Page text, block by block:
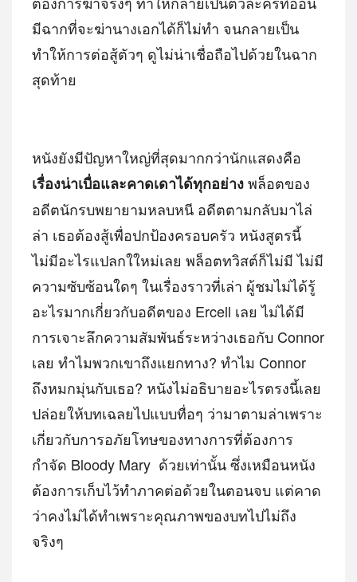
มีฉากที่จะฆ่านางเอกได้ก็ไม่ทำ จนกลายเป็น
ทำให้การต่อสู้ตัวๆ ดูไม่น่าเชื่อถือไปด้วยในฉาก
สุดท้าย
หนังยังมีปัญหาใหญ่ที่สุดมากกว่านักแสดงคือ
เรื่องน่าเบื่อและคาดเดาได้ทุกอย่างพล็อตของ
อดีตนักรบพยายามหลบหนี อดีตตามกลับมาไล่
ล่า เธอต้องสู้เพื่อปกป้องครอบครัว หนังสูตรนี้
ไม่มีอะไรแปลกใใหม่เลย พล็อตทวิสต์ก็ไม่มี ไม่มี
ความซับซ้อนใดๆ ในเรื่องราวที่เล่า ผู้ชมไม่ได้รู้
อะไรมากเกี่ยวกับอดีตของ Ercell เลย ไม่ได้มี
การเจาะลึกความสัมพันธ์ระหว่างเธอกับ Connor
เลย ทำไมพวกเขาถึงแยกทาง? ทำไม Connor
ถึงหมกมุ่นกับเธอ? หนังไม่อธิบายอะไรตรงนี้เลย
ปล่อยให้บทเฉลยไปแบบทื่อๆ ว่ามาตามล่าเพราะ
เกี่ยวกับการอภัยโทษของทางการที่ต้องการ
กำจัด Bloody Mary ด้วยเท่านั้น ซึ่งเหมือนหนัง
ต้องการเก็บไว้ทำภาคต่อด้วยในตอนจบ แต่คาด
ว่าคงไม่ได้ทำเพราะคุณภาพของบทไปไม่ถึง
จริงๆ